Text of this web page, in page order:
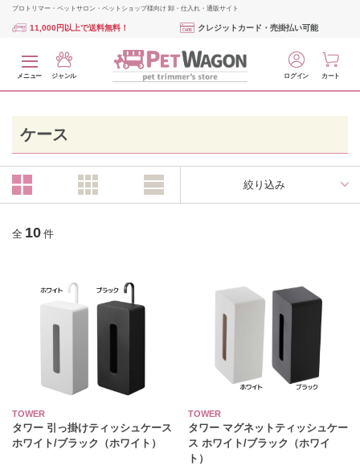
プロトリマー・ペットサロン・ペットショップ様向け 卸・仕入れ・通販サイト
11,000円以上で送料無料！ クレジットカード・売掛払い可能
メニュー ジャンル ログイン カート
ケース
絞り込み
全 10 件
TOWER
タワー 引っ掛けティッシュケース
ホワイト/ブラック（ホワイト）
TOWER
タワー マグネットティッシュケー
ス ホワイト/ブラック（ホワイ
ト）